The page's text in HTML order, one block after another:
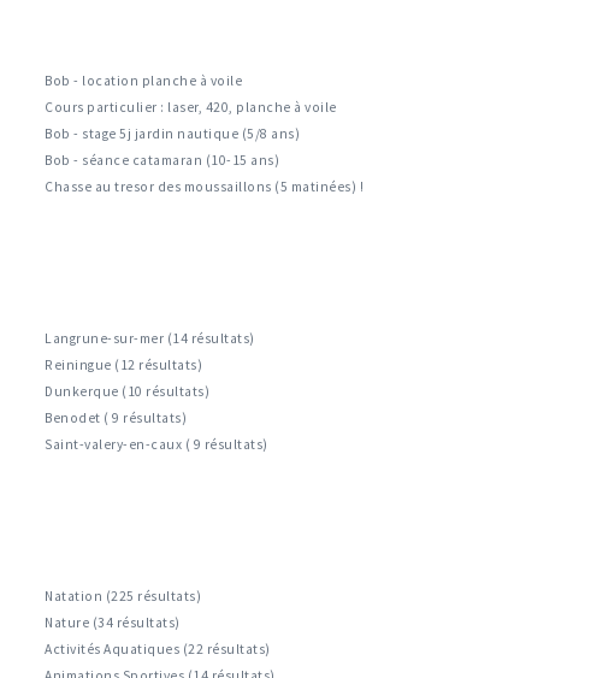
Bob - location planche à voile
Cours particulier : laser, 420, planche à voile
Bob - stage 5j jardin nautique (5/8 ans)
Bob - séance catamaran (10-15 ans)
Chasse au tresor des moussaillons (5 matinées) !
Langrune-sur-mer (14 résultats)
Reiningue (12 résultats)
Dunkerque (10 résultats)
Benodet ( 9 résultats)
Saint-valery-en-caux ( 9 résultats)
Natation (225 résultats)
Nature (34 résultats)
Activités Aquatiques (22 résultats)